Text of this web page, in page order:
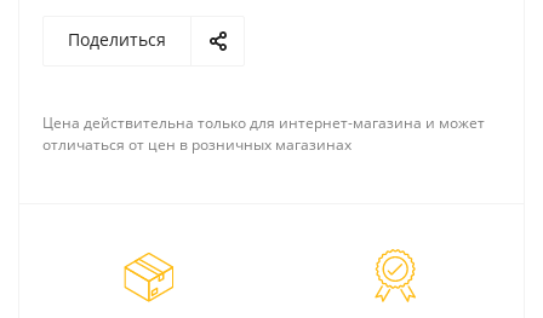
Поделиться
Цена действительна только для интернет-магазина и может
отличаться от цен в розничных магазинах